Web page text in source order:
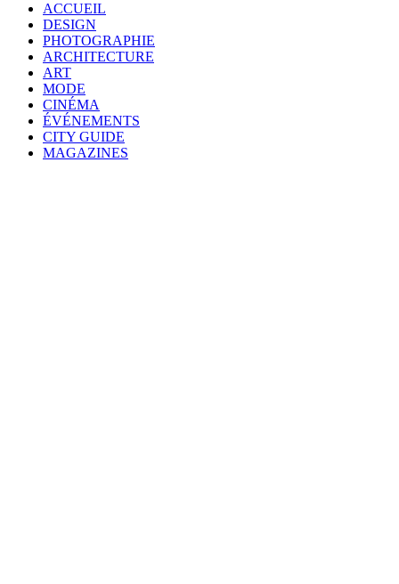
ACCUEIL
DESIGN
PHOTOGRAPHIE
ARCHITECTURE
ART
MODE
CINÉMA
ÉVÉNEMENTS
CITY GUIDE
MAGAZINES